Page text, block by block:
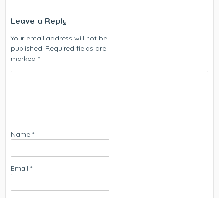
Leave a Reply
Your email address will not be
published. Required fields are
marked*
Name*
Email*